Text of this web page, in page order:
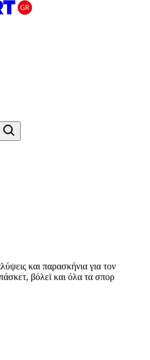
και παρασκήνια για τον
βόλεϊ και όλα τα σπορ